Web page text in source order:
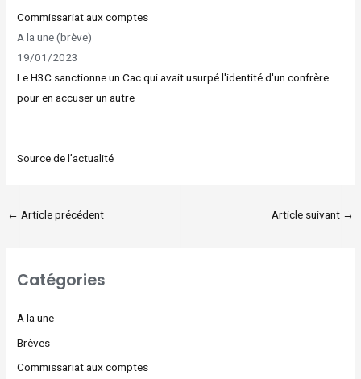
Commissariat aux comptes
A la une (brève)
19/01/2023
Le H3C sanctionne un Cac qui avait usurpé l'identité d'un confrère
pour en accuser un autre
Source de l’actualité
← Article précédent Article suivant →
Catégories
A la une
Brèves
Commissariat aux comptes